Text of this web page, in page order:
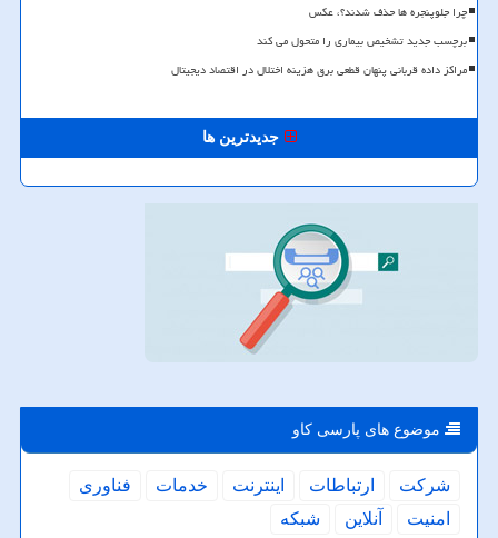
چرا جلوپنجره ها حذف شدند؟، عکس
برچسب جدید تشخیص بیماری را متحول می کند
مراکز داده قربانی پنهان قطعی برق هزینه اختلال در اقتصاد دیجیتال
جدیدترین ها
موضوع های پارسی كاو
شركت ارتباطات اینترنت خدمات
فناوری
امنیت
آنلاین شبكه